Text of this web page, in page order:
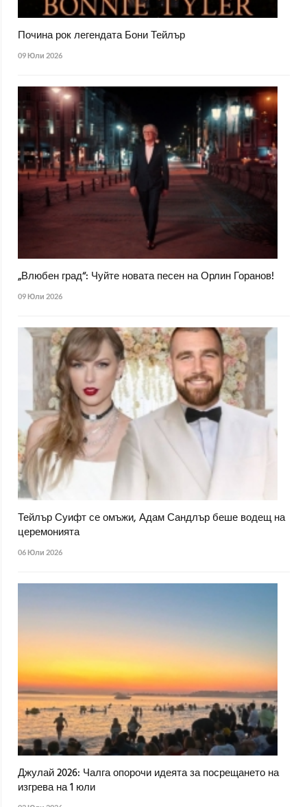
Почина рок легендата Бони Тейлър
09 Юли 2026
„Влюбен град“: Чуйте новата песен на Орлин Горанов!
09 Юли 2026
Тейлър Суифт се омъжи, Адам Сандлър беше водещ на
церемонията
06 Юли 2026
Джулай 2026: Чалга опорочи идеята за посрещането на
изгрева на 1 юли